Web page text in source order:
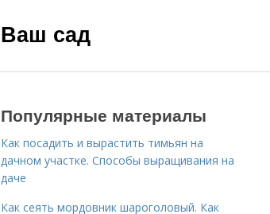
Ваш сад
Популярные материалы
Как посадить и вырастить тимьян на
дачном участке. Способы выращивания на
даче
Как сеять мордовник шароголовый. Как